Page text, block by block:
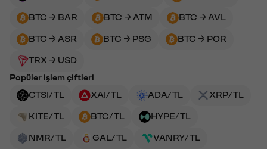
BTC → BAR BTC → ATM BTC → AVL
BTC → ASR BTC → PSG BTC → POR
TRX → USD
Popüler işlem çiftleri
CTSI/TL
XAI/TL ADA/TL XRP/TL
KITE/TL BTC/TL HYPE/TL
NMR/TL GAL/TL
VANRY/TL